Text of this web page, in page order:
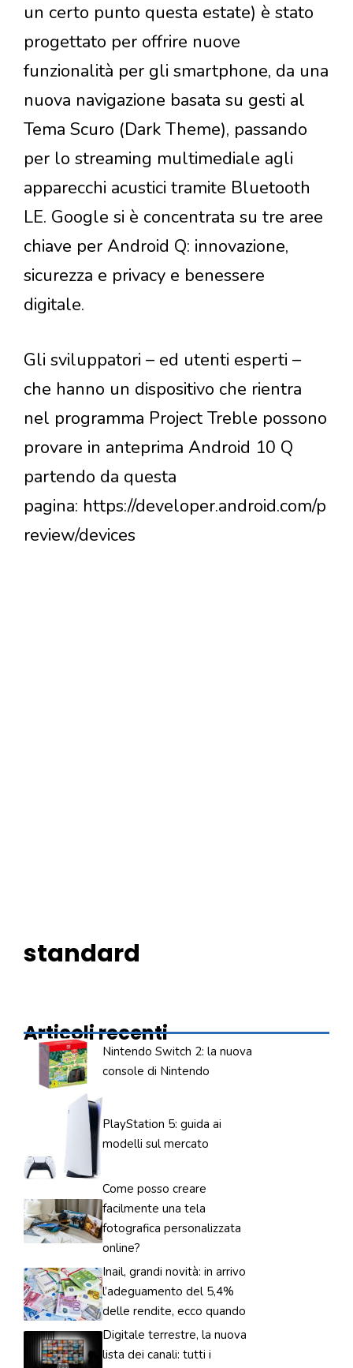
un certo punto questa estate) è stato
progettato per offrire nuove
funzionalità per gli smartphone, da una
nuova navigazione basata su gesti al
Tema Scuro (Dark Theme), passando
per lo streaming multimediale agli
apparecchi acustici tramite Bluetooth
LE. Google si è concentrata su tre aree
chiave per Android Q: innovazione,
sicurezza e privacy e benessere
digitale.
Gli sviluppatori – ed utenti esperti –
che hanno un dispositivo che rientra
nel programma Project Treble possono
provare in anteprima Android 10 Q
partendo da questa
pagina: https://developer.android.com/p
review/devices
standard
Articoli recenti
Nintendo Switch 2: la nuova
console di Nintendo
PlayStation 5: guida ai
modelli sul mercato
Come posso creare
facilmente una tela
fotografica personalizzata
online?
Inail, grandi novità: in arrivo
l’adeguamento del 5,4%
delle rendite, ecco quando
Digitale terrestre, la nuova
lista dei canali: tutti i